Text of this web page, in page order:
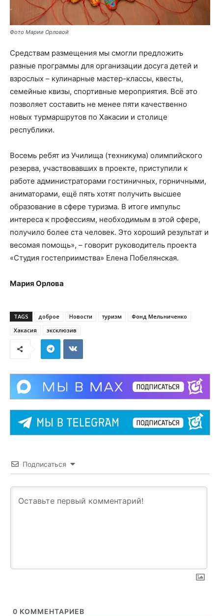
Фото Марии Орловой
Средствам размещения мы смогли предложить
разные программы для организации досуга детей и
взрослых – кулинарные мастер-классы, квесты,
семейные квизы, спортивные мероприятия. Всё это
позволяет составить не менее пяти качественно
новых турмаршрутов по Хакасии и столице
республики.
Восемь ребят из Училища (техникума) олимпийского
резерва, участвовавших в проекте, приступили к
работе администраторами гостиничных, горничными,
аниматорами, ещё пять хотят получить высшее
образование в сфере туризма. В итоге импульс
интереса к профессиям, необходимым в этой сфере,
получило более ста человек. Это хороший результат и
весомая помощь», – говорит руководитель проекта
«Студия гостеприимства» Елена Побелянская.
Мария Орлова
TAGS доброе Новости туризм
Фонд Мельниченко
Хакасия
эксклюзив
Подписаться
0 КОММЕНТАРИЕВ